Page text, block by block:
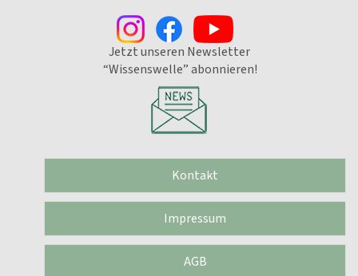
Jetzt unseren Newsletter
“Wissenswelle” abonnieren!
Kontakt
Impressum
AGB